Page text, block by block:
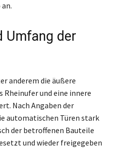
Umfang der
anderem die äußere
Rheinufer und eine innere
Nach Angaben der
automatischen Türen stark
der betroffenen Bauteile
und wieder freigegeben